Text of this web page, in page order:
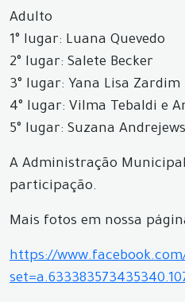
Adulto
1° lugar: Luana Quevedo
2° lugar: Salete Becker
3° lugar: Yana Lisa Zardim
4° lugar: Vilma Tebaldi e
5° lugar: Suzana
A Administração
participação.
Mais fotos em nossa
https://